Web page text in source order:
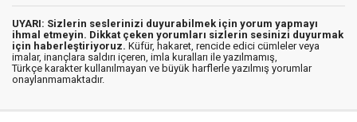
UYARI: Sizlerin seslerinizi duyurabilmek için yorum yapmayı
ihmal etmeyin. Dikkat çeken yorumları sizlerin sesinizi duyurmak
için haberleştiriyoruz. Küfür, hakaret, rencide edici cümleler veya
imalar, inançlara saldırı içeren, imla kuralları ile yazılmamış,
Türkçe karakter kullanılmayan ve büyük harflerle yazılmış yorumlar
onaylanmamaktadır.